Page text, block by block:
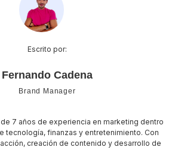
Escrito por:
Fernando Cadena
Brand Manager
7 años de experiencia en marketing dentro
tecnología, finanzas y entretenimiento. Con
creación de contenido y desarrollo de